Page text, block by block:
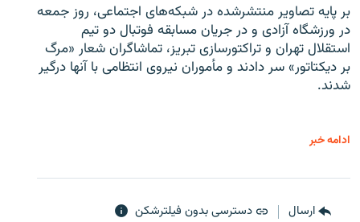
بر پایه تصاویر منتشرشده در شبکه‌های اجتماعی، روز جمعه
در ورزشگاه آزادی و در جریان مسابقه فوتبال دو تیم
استقلال تهران و تراکتورسازی تبریز، تماشاگران شعار «مرگ
بر دیکتاتور» سر دادند و مأموران نیروی انتظامی با آنها درگیر
شدند.
ادامه خبر
ارسال دسترسی بدون فیلترشکن